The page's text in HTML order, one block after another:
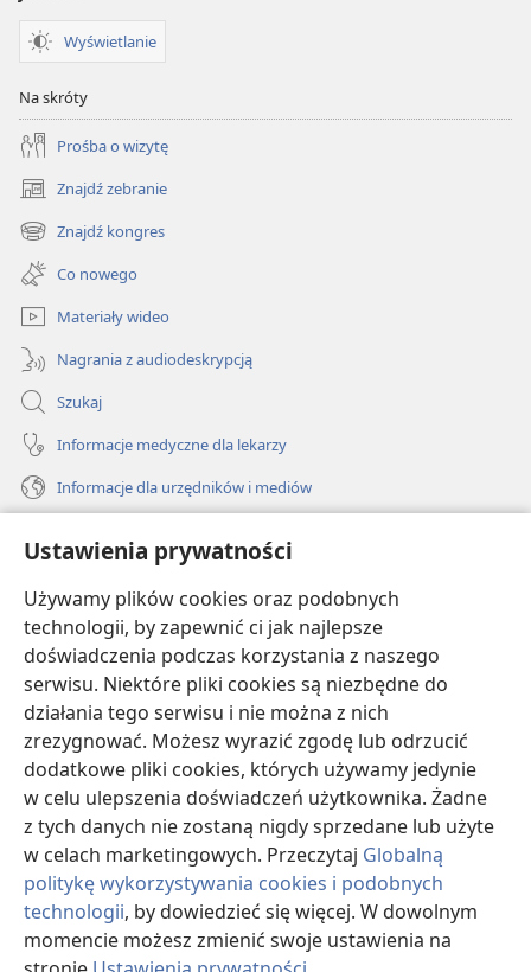
Ustawienia prywatności
Używamy plików cookies oraz podobnych
technologii, by zapewnić ci jak najlepsze
doświadczenia podczas korzystania z naszego
serwisu. Niektóre pliki cookies są niezbędne do
działania tego serwisu i nie można z nich
zrezygnować. Możesz wyrazić zgodę lub odrzucić
dodatkowe pliki cookies, których używamy jedynie
w celu ulepszenia doświadczeń użytkownika. Żadne
z tych danych nie zostaną nigdy sprzedane lub użyte
w celach marketingowych. Przeczytaj Globalną
politykę wykorzystywania cookies i podobnych
technologii, by dowiedzieć się więcej. W dowolnym
momencie możesz zmienić swoje ustawienia na
Wyświetlanie
Na skróty
Prośba o wizytę
Znajdź zebranie
(opens
new
window)
Znajdź kongres
(opens
new
window)
Co nowego
Materiały wideo
Nagrania z audiodeskrypcją
Szukaj
Informacje medyczne dla lekarzy
Informacje dla urzędników i mediów
Darowizny
(opens
new
window)BIBLIOTEKA INTERNETOWA Strażnicy
(opens
new
window)JW Hub
(opens
new
window)JW Library
Watchtower Library
Copyright© 2026 Watch Tower Bible and Tract Society of Pennsylvania.
WARUNKI UŻYTKOWANIA
POLITYKA PRYWATNOŚCI